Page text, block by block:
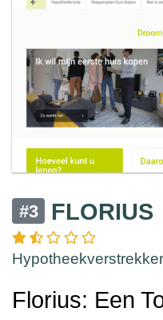
#3 FLORIUS
Florius: Een